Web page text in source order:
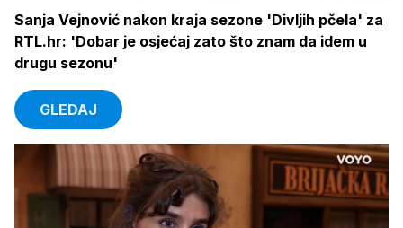
Sanja Vejnović nakon kraja sezone 'Divljih pčela' za
RTL.hr: 'Dobar je osjećaj zato što znam da idem u
drugu sezonu'
GLEDAJ